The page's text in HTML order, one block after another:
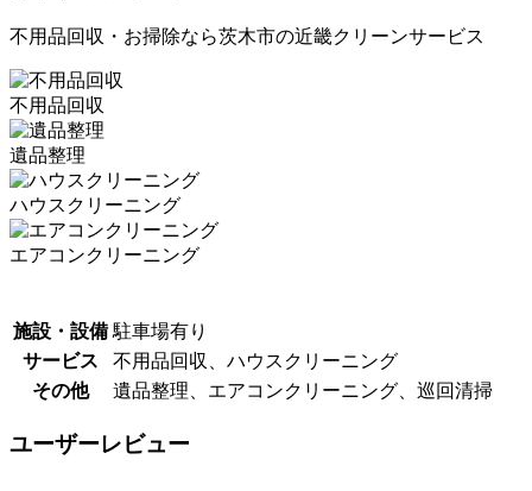
不用品回収・お掃除なら茨木市の近畿クリーンサービス
不用品回収
遺品整理
ハウスクリーニング
エアコンクリーニング
施設・設備 駐車場有り
サービス
不用品回収、ハウスクリーニング
その他
遺品整理、エアコンクリーニング、巡回清掃
ユーザーレビュー